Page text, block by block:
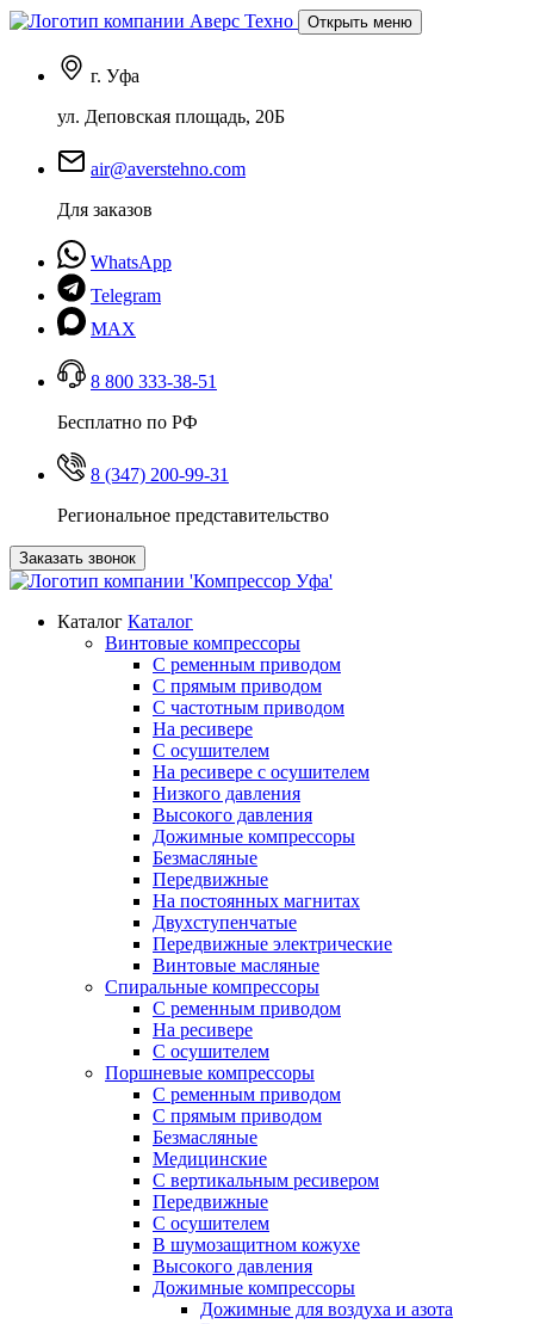
Открыть меню
г. Уфа
ул. Деповская площадь, 20Б
air@averstehno.com
Для заказов
WhatsApp
Telegram
MAX
8 800 333-38-51
Бесплатно по РФ
8 (347) 200-99-31
Региональное представительство
Заказать звонок
Каталог Каталог
Винтовые компрессоры
С ременным приводом
С прямым приводом
С частотным приводом
На ресивере
С осушителем
На ресивере с осушителем
Низкого давления
Высокого давления
Дожимные компрессоры
Безмасляные
Передвижные
На постоянных магнитах
Двухступенчатые
Передвижные электрические
Винтовые масляные
Спиральные компрессоры
С ременным приводом
На ресивере
С осушителем
Поршневые компрессоры
С ременным приводом
С прямым приводом
Безмасляные
Медицинские
С вертикальным ресивером
Передвижные
С осушителем
В шумозащитном кожухе
Высокого давления
Дожимные компрессоры
Дожимные для воздуха и азота